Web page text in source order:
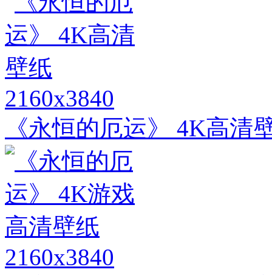
2160x3840
《永恒的厄运》 4K高清
2160x3840